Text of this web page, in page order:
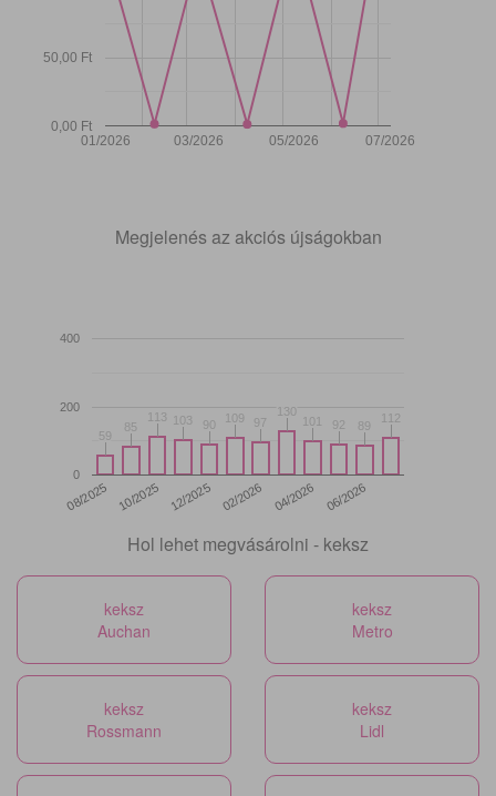
01/2026 03/2026 05/2026 07/2026
0,00 Ft
50,00 Ft
Megjelenés az akciós újságokban
08/2025 10/2025 12/2025 02/2026 04/2026 06/2026
0
200
400
59
59
85
85
113
113 103
103 90
90 109
109 97
97
130
130
101
101 92
92 89
89
112
112
Hol lehet megvásárolni - keksz
keksz
Auchan
keksz
Metro
keksz
Rossmann
keksz
Lidl